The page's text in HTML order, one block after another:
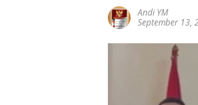
Andi YM
September 13,